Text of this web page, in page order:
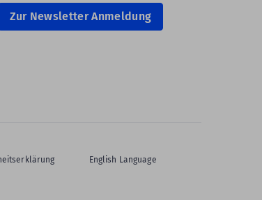
Zur Newsletter Anmeldung
English Language